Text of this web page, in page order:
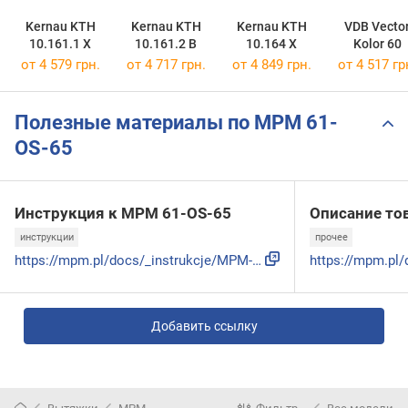
Kernau KTH
10.161.1 X
Kernau KTH
10.161.2 B
Kernau KTH
10.164 X
VDB
Kolor 60
от 4 579 грн. от 4 717 грн. от 4 849 грн. от 4 517
Полезные материалы по MPM 61-
OS-65
Инструкция к MPM 61-OS-65
инструкции
https://mpm.pl/docs/_instrukcje/MPM-61-OS-65_instrukcja.pdf
Описание
прочее
Добавить ссылку